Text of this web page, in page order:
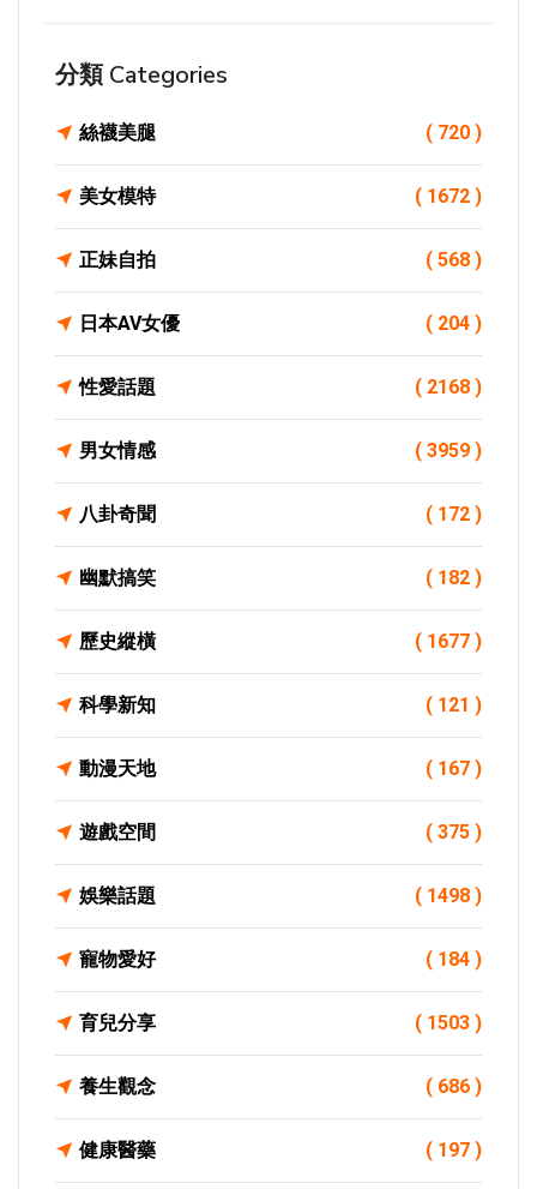
分類 Categories
絲襪美腿 ( 720 )
美女模特 ( 1672 )
正妹自拍 ( 568 )
日本AV女優 ( 204 )
性愛話題 ( 2168 )
男女情感 ( 3959 )
八卦奇聞 ( 172 )
幽默搞笑 ( 182 )
歷史縱橫 ( 1677 )
科學新知 ( 121 )
動漫天地 ( 167 )
遊戲空間 ( 375 )
娛樂話題 ( 1498 )
寵物愛好 ( 184 )
育兒分享 ( 1503 )
養生觀念 ( 686 )
健康醫藥 ( 197 )